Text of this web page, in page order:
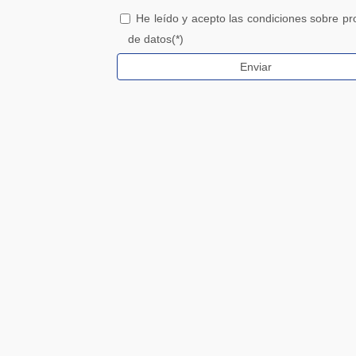
He leído y acepto las condiciones sobre
de datos(*)